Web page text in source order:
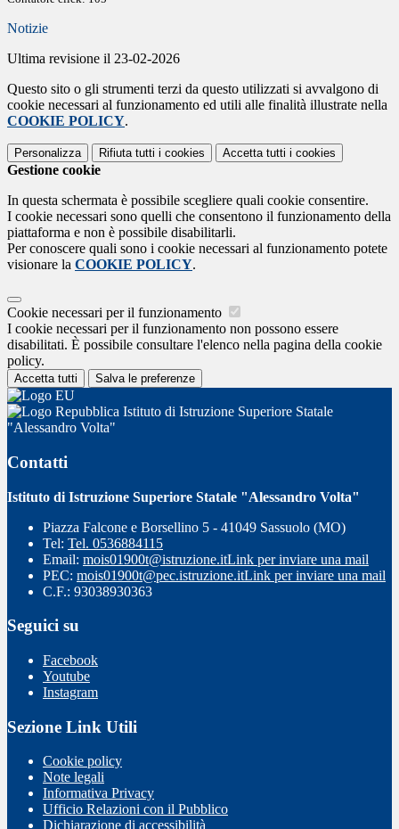
Notizie
Ultima revisione il 23-02-2026
Questo sito o gli strumenti terzi da questo utilizzati si avvalgono di
cookie necessari al funzionamento ed utili alle finalità illustrate nella
COOKIE POLICY.
Personalizza Rifiuta tutti i cookies Accetta tutti i cookies
Gestione cookie
In questa schermata è possibile scegliere quali cookie consentire.
I cookie necessari sono quelli che consentono il funzionamento della
piattaforma e non è possibile disabilitarli.
Per conoscere quali sono i cookie necessari al funzionamento potete
visionare la COOKIE POLICY.
Cookie necessari per il funzionamento
I cookie necessari per il funzionamento non possono essere
disabilitati. È possibile consultare l'elenco nella pagina della cookie
policy.
Accetta tutti Salva le preferenze
Istituto di Istruzione Superiore Statale
"Alessandro Volta"
Contatti
Istituto di Istruzione Superiore Statale "Alessandro Volta"
Piazza Falcone e Borsellino 5 - 41049 Sassuolo (MO)
Tel: Tel. 0536884115
Email: mois01900t@istruzione.itLink per inviare una mail
PEC: mois01900t@pec.istruzione.itLink per inviare una mail
C.F.: 93038930363
Seguici su
Facebook
Youtube
Instagram
Sezione Link Utili
Cookie policy
Note legali
Informativa Privacy
Ufficio Relazioni con il Pubblico
Dichiarazione di accessibilità